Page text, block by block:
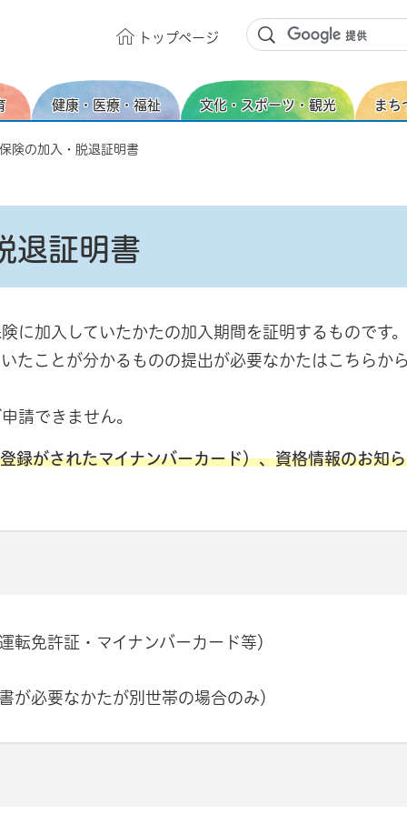
トップページ
健康・医療・福祉 文化・スポーツ・観光 まち
険の加入・脱退証明書
退証明書
に加入していたかたの加入期間を証明するものです。
たことが分かるものの提出が必要なかたはこちらか
請できません。
録がされたマイナンバーカード）、資格情報のお知
転免許証・マイナンバーカード等）
が必要なかたが別世帯の場合のみ）